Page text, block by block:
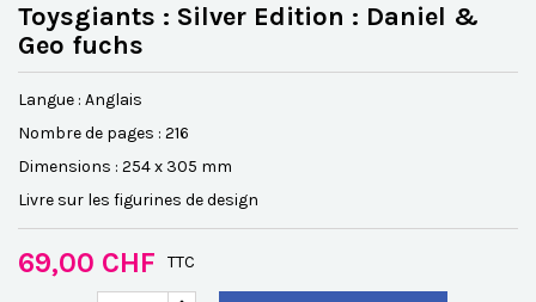
Toysgiants : Silver Edition : Daniel &
Geo fuchs
Langue : Anglais
Nombre de pages : 216
Dimensions : 254 x 305 mm
Livre sur les figurines de design
69,00 CHF TTC